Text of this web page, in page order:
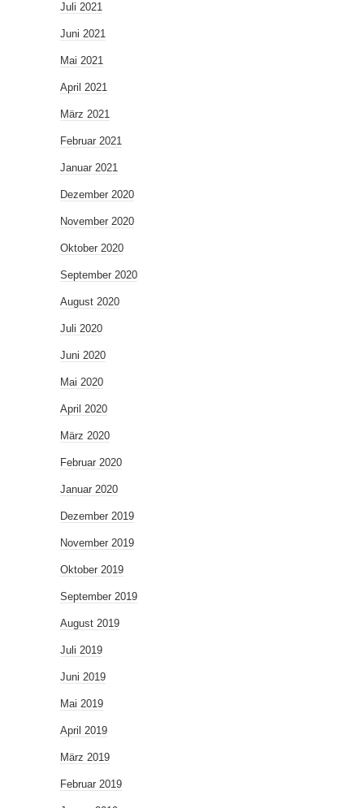
Juli 2021
Juni 2021
Mai 2021
April 2021
März 2021
Februar 2021
Januar 2021
Dezember 2020
November 2020
Oktober 2020
September 2020
August 2020
Juli 2020
Juni 2020
Mai 2020
April 2020
März 2020
Februar 2020
Januar 2020
Dezember 2019
November 2019
Oktober 2019
September 2019
August 2019
Juli 2019
Juni 2019
Mai 2019
April 2019
März 2019
Februar 2019